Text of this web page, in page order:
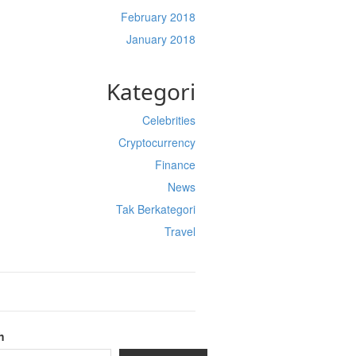
February 2018
January 2018
Kategori
Celebrities
Cryptocurrency
Finance
News
Tak Berkategori
Travel